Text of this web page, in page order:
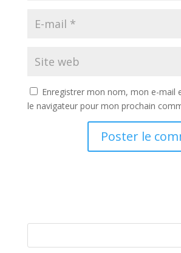
Enregistrer mon nom, mon e-mail
le navigateur pour mon prochain